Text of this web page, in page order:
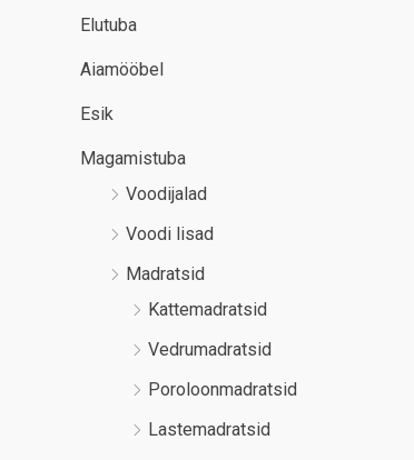
Elutuba
Aiamööbel
Esik
Magamistuba
Voodijalad
Voodi lisad
Madratsid
Kattemadratsid
Vedrumadratsid
Poroloonmadratsid
Lastemadratsid